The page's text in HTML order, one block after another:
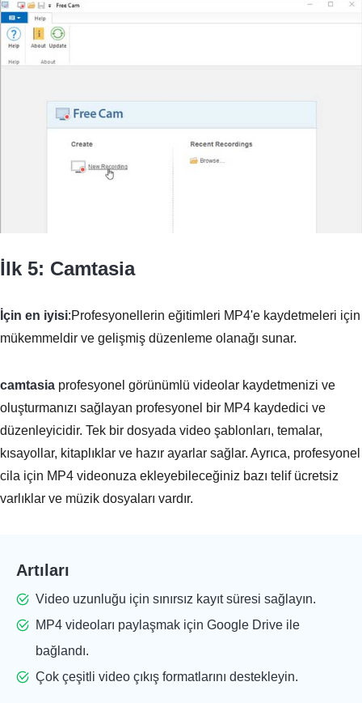
İlk 5: Camtasia
İçin en iyisi:Profesyonellerin eğitimleri MP4'e kaydetmeleri için
mükemmeldir ve gelişmiş düzenleme olanağı sunar.
camtasia profesyonel görünümlü videolar kaydetmenizi ve
oluşturmanızı sağlayan profesyonel bir MP4 kaydedici ve
düzenleyicidir. Tek bir dosyada video şablonları, temalar,
kısayollar, kitaplıklar ve hazır ayarlar sağlar. Ayrıca, profesyonel
cila için MP4 videonuza ekleyebileceğiniz bazı telif ücretsiz
varlıklar ve müzik dosyaları vardır.
Artıları
Video uzunluğu için sınırsız kayıt süresi sağlayın.
MP4 videoları paylaşmak için Google Drive ile
bağlandı.
Çok çeşitli video çıkış formatlarını destekleyin.